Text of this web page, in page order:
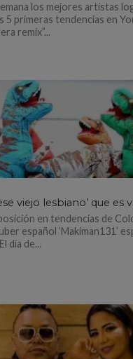
los mejores artistas
5 primeras tendencias en
remix”...
viejo lesbiano’ que es
en tendencias de
español ‘Makiman131’
día de...